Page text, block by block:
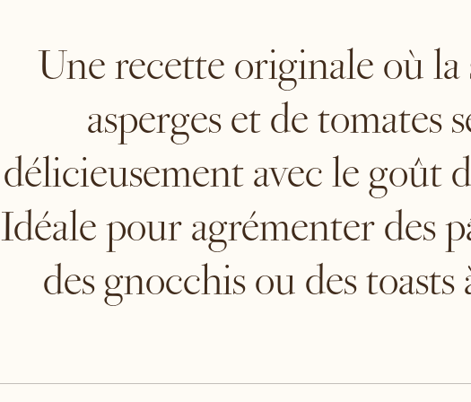
Une recette originale où la
asperges et de tomates
délicieusement avec le goût
Idéale pour agrémenter des
des gnocchis ou des toasts